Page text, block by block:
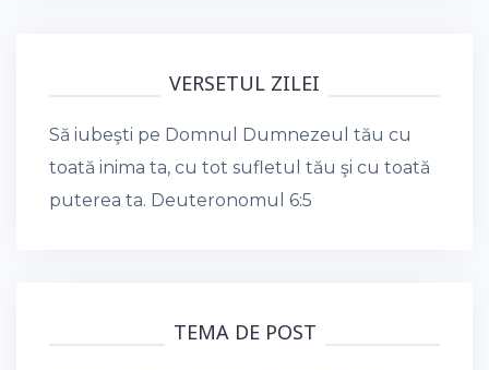
VERSETUL ZILEI
Să iubeşti pe Domnul Dumnezeul tău cu
toată inima ta, cu tot sufletul tău şi cu toată
puterea ta. Deuteronomul 6:5
TEMA DE POST